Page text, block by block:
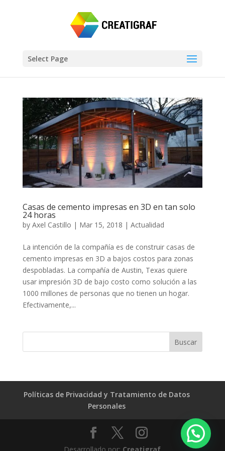
Select Page
Casas de cemento impresas en 3D en tan solo
24 horas
by Axel Castillo | Mar 15, 2018 | Actualidad
La intención de la compañía es de construir casas de
cemento impresas en 3D a bajos costos para zonas
despobladas. La compañía de Austin, Texas quiere
usar impresión 3D de bajo costo como solución a las
1000 millones de personas que no tienen un hogar.
Efectivamente,...
Políticas de Privacidad y Tratamiento de Datos
Personales